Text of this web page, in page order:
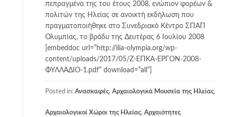
πεπραγμένα της του έτους 2008, ενώπιον φορέων &
πολιτών της Ηλείας σε ανοικτή εκδήλωση που
πραγματοποιήθηκε στο Συνεδριακό Κέντρο ΣΠΑΠ
Ολυμπίας, το βράδυ της Δευτέρας 6 Ιουλίου 2008
[embeddoc url=”http://ilia-olympia.org/wp-
content/uploads/2017/05/Ζ-ΕΠΚΑ-ΕΡΓΟΝ-2008-
ΦΥΛΛΑΔΙΟ-1.pdf” download=”all”]
Posted in: Ανασκαφές, Αρχαιολογικά Μουσεία της Ηλείας,
Αρχαιολογικοί Χώροι της Ηλείας, Αρχαιότητες